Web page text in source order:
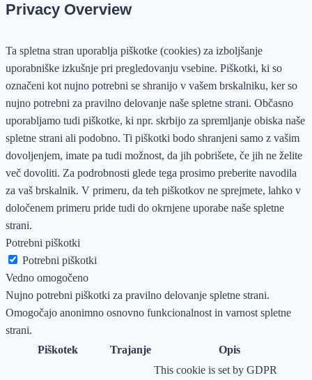
Privacy Overview
Ta spletna stran uporablja piškotke (cookies) za izboljšanje
uporabniške izkušnje pri pregledovanju vsebine. Piškotki, ki so
označeni kot nujno potrebni se shranijo v vašem brskalniku, ker so
nujno potrebni za pravilno delovanje naše spletne strani. Občasno
uporabljamo tudi piškotke, ki npr. skrbijo za spremljanje obiska naše
spletne strani ali podobno. Ti piškotki bodo shranjeni samo z vašim
dovoljenjem, imate pa tudi možnost, da jih pobrišete, če jih ne želite
več dovoliti. Za podrobnosti glede tega prosimo preberite navodila
za vaš brskalnik. V primeru, da teh piškotkov ne sprejmete, lahko v
določenem primeru pride tudi do okrnjene uporabe naše spletne
strani.
Potrebni piškotki
Potrebni piškotki
Vedno omogočeno
Nujno potrebni piškotki za pravilno delovanje spletne strani.
Omogočajo anonimno osnovno funkcionalnost in varnost spletne
strani.
Piškotek
Trajanje Opis
This cookie is set by GDPR